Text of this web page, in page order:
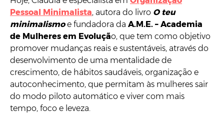
Pessoal Minimalista, autora do livro O teu
minimalismoe fundadora da A.M.E. – Academia
de Mulheres em Evolução, que tem como objetivo
promover mudanças reais e sustentáveis, através do
desenvolvimento de uma mentalidade de
crescimento, de hábitos saudáveis, organização e
autoconhecimento, que permitam às mulheres sair
do modo piloto automático e viver com mais
tempo, foco e leveza.